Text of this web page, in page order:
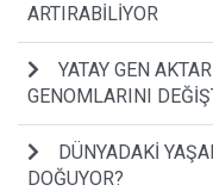
ARTIRABİLİYOR
YATAY GEN
GENOMLARINI
DÜNYADAKİ
DOĞUYOR?